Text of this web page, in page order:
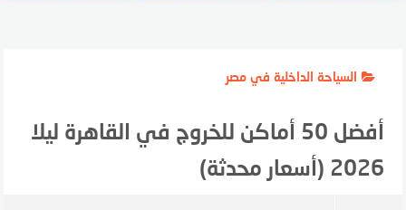
السياحة الداخلية في مصر
أفضل 50 أماكن للخروج في القاهرة ليلا
2026 (أسعار محدثة)